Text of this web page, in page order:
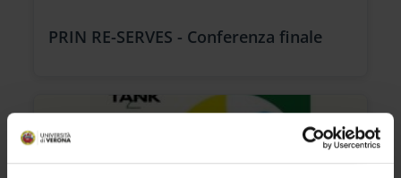
PRIN RE-SERVES - Conferenza finale